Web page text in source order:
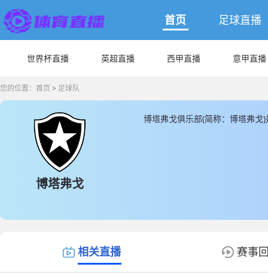
首页 足球直播
世界杯直播 英超直播 西甲直播 意甲直播
您的位置： 首页 > 足球队
博塔弗戈
博塔弗戈俱乐部(简称：博塔弗
相关直播 赛事